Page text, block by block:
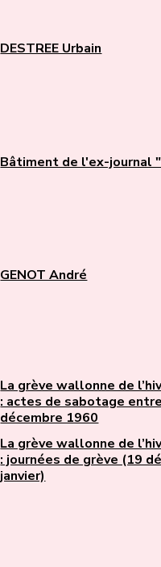
DESTREE Urbain
Bâtiment de l'ex-journal
GENOT André
La grève wallonne de
: actes de sabotage
décembre 1960
La grève wallonne de
: journées de grève (19
janvier)